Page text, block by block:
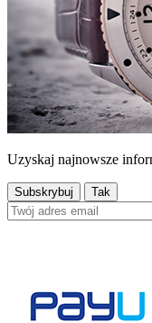
Uzyskaj najnowsze